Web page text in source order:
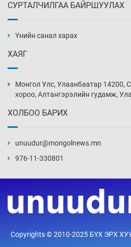
13 цаг 45 мин
14 цаг 15 мин
хэмжээг шинэчлэн
15 цаг 15 мин
мөнгө, хүрэл
СУРТАЛЧИЛГАА БАЙРШУУЛАХ
Үнийн санал харах
ХАЯГ
Монгол Улс, Улаанбаатар 14200,
хороо, Алтангэрэлийн гудамж,
ХОЛБОО БАРИХ
unuudur@mongolnews.mn
976-11-330801
Copyrights © 2010-2025 БҮХ ЭРХ